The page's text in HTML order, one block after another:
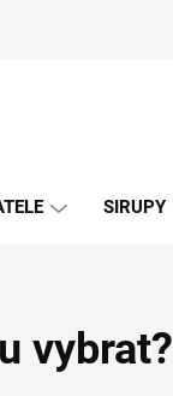
SIRUPY
vybrat?